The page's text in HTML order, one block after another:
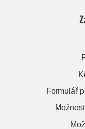
Formulář